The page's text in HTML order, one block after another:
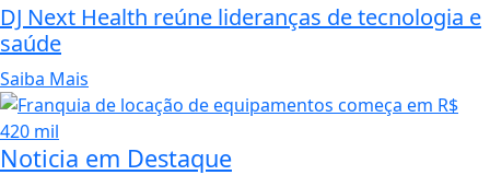
DJ Next Health reúne lideranças de tecnologia e
saúde
Saiba Mais
Noticia em Destaque